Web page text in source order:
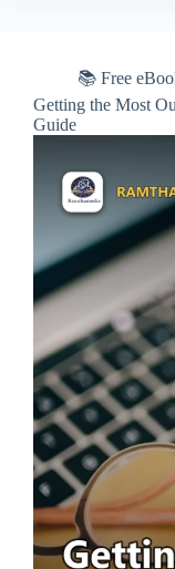
📚 Free
Getting the Most
Guide